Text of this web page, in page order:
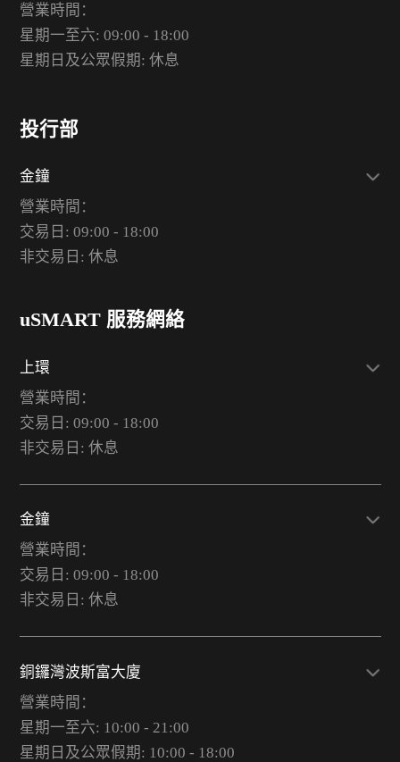
營業時間：
星期一至六: 09:00 - 18:00
星期日及公眾假期: 休息
投行部
金鐘
營業時間：
交易日: 09:00 - 18:00
非交易日: 休息
uSMART 服務網絡
上環
營業時間：
交易日: 09:00 - 18:00
非交易日: 休息
金鐘
營業時間：
交易日: 09:00 - 18:00
非交易日: 休息
銅鑼灣波斯富大廈
營業時間：
星期一至六: 10:00 - 21:00
星期日及公眾假期: 10:00 - 18:00